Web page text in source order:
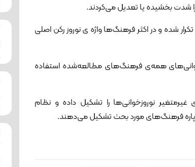
شدت بخشیده یا تعدیل می‌کردند.
تکرار شده و در اکثر فرهنگ‌ها واژه ی نوروز رکن اصلی
همه‌ی فرهنگ‌های مطالعه‌شده استفاده
نوروزخوانی‌ها را تشکیل داده و نظام
پاره فرهنگ‌های مورد بحث تشکیل می‌دهند.